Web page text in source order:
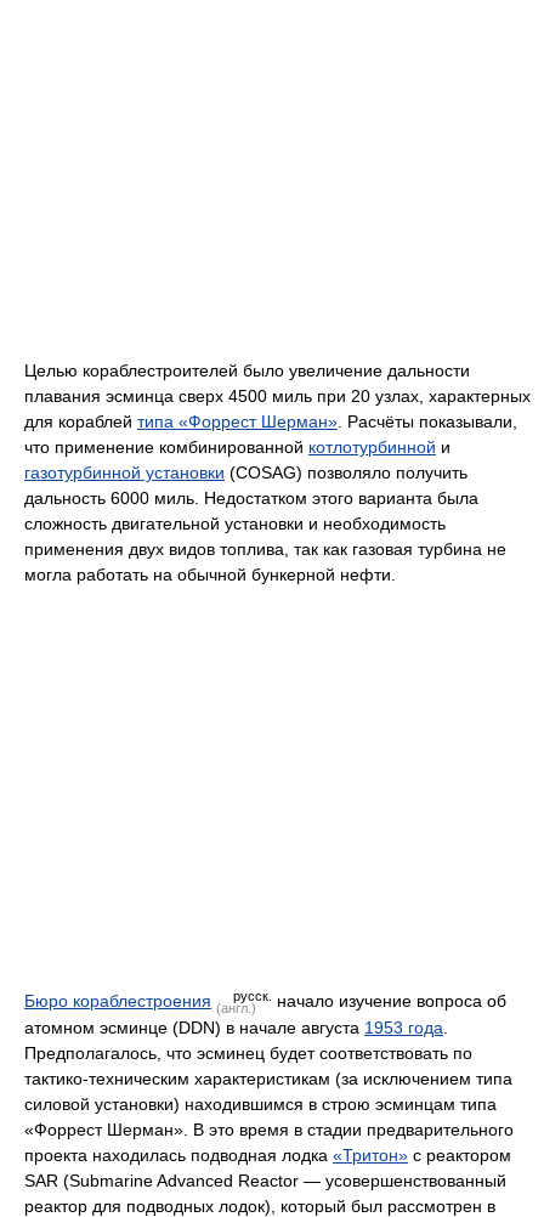
Целью кораблестроителей было увеличение дальности
плавания эсминца сверх 4500 миль при 20 узлах, характерных
для кораблей типа «Форрест Шерман» . Расчёты показывали,
что применение комбинированной котлотурбинной и
газотурбинной установки (COSAG) позволяло получить
дальность 6000 миль. Недостатком этого варианта была
сложность двигательной установки и необходимость
применения двух видов топлива, так как газовая турбина не
могла работать на обычной бункерной нефти.
Бюро кораблестроения (англ.)
русск.
начало изучение вопроса об
атомном эсминце (DDN) в начале августа 1953 года
Предполагалось, что эсминец будет соответствовать по
тактико-техническим характеристикам (за исключением типа
силовой установки) находившимся в строю эсминцам типа
«Форрест Шерман». В это время в стадии предварительного
проекта находилась подводная лодка «Тритон» с реактором
SAR (Submarine Advanced Reactor — усовершенствованный
реактор для подводных лодок), который был рассмотрен в